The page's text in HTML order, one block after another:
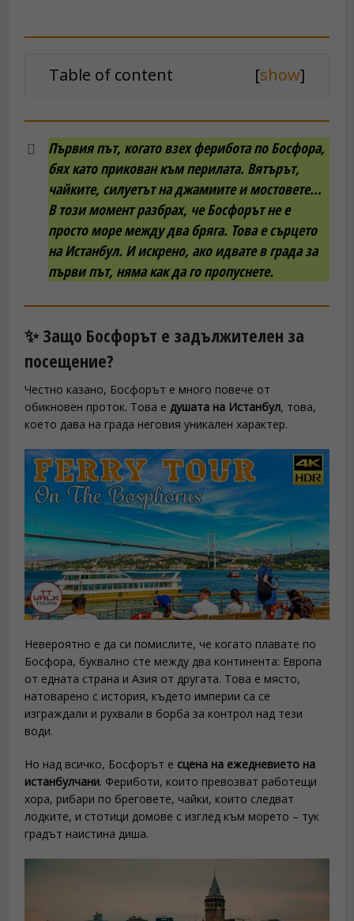
Table of content [show]
Първия път, когато взех ферибота по Босфора,
бях като прикован към перилата. Вятърът,
чайките, силуетът на джамиите и мостовете…
В този момент разбрах, че Босфорът не е
просто море между два бряга. Това е сърцето
на Истанбул. И искрено, ако идвате в града за
първи път, няма как да го пропуснете.
✨ Защо Босфорът е задължителен за
посещение?
Честно казано, Босфорът е много повече от
обикновен проток. Това е душата на Истанбул, това,
което дава на града неговия уникален характер.
Невероятно е да си помислите, че когато плавате по
Босфора, буквално сте между два континента: Европа
от едната страна и Азия от другата. Това е място,
натоварено с история, където империи са се
изграждали и рухвали в борба за контрол над тези
води.
Но над всичко, Босфорът е сцена на ежедневието на
истанбулчани. Фериботи, които превозват работещи
хора, рибари по бреговете, чайки, които следват
лодките, и стотици домове с изглед към морето – тук
градът наистина диша.